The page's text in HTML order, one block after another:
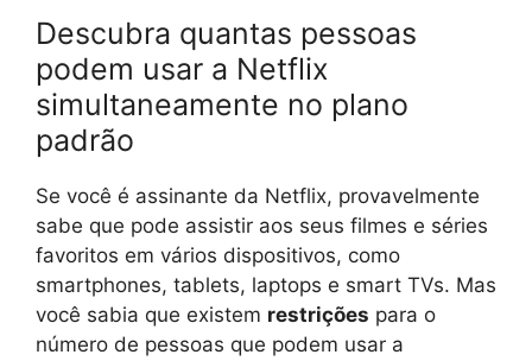
Descubra quantas pessoas
podem usar a Netflix
simultaneamente no plano
padrão
Se você é assinante da Netflix, provavelmente
sabe que pode assistir aos seus filmes e séries
favoritos em vários dispositivos, como
smartphones, tablets, laptops e smart TVs. Mas
você sabia que existem restrições para o
número de pessoas que podem usar a